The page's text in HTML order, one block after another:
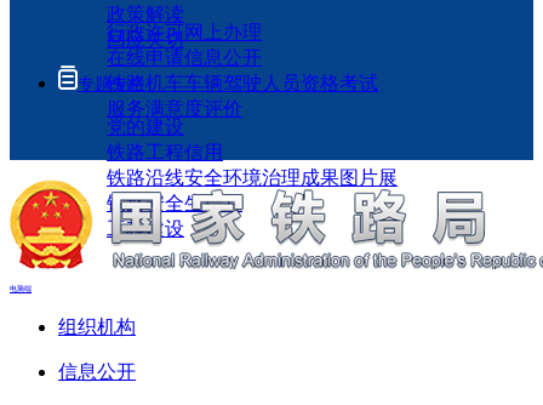
政策解读
回应关切
行政许可网上办理
在线申请信息公开
铁路机车车辆驾驶人员资格考试
服务满意度评价
专题专栏
党的建设
铁路工程信用
铁路沿线安全环境治理成果图片展
铁路安全生产月
工程建设
电脑端
组织机构
信息公开